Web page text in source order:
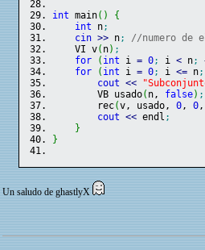
int main( )
{
int n;
cin >> n;
//numero de
VI v( n) ;
for
( int i = 0; i < n;
for
( int i = 0; i <= n;
cout <<
VB usado( n, false) ;
rec(v, usado, 0, 0
cout << endl ;
}
}
Un saludo de ghastlyX